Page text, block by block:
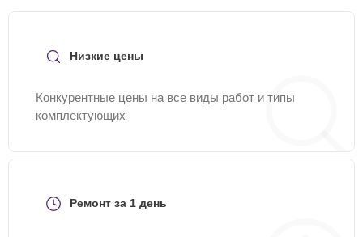
Низкие цены
Конкурентные цены на все виды работ и типы
комплектующих
Ремонт за 1 день